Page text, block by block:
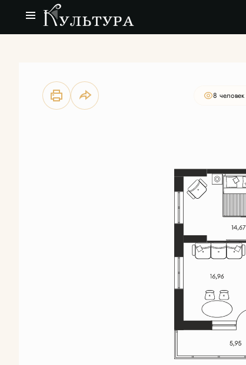
3-комнатная69.88 м
8 человек